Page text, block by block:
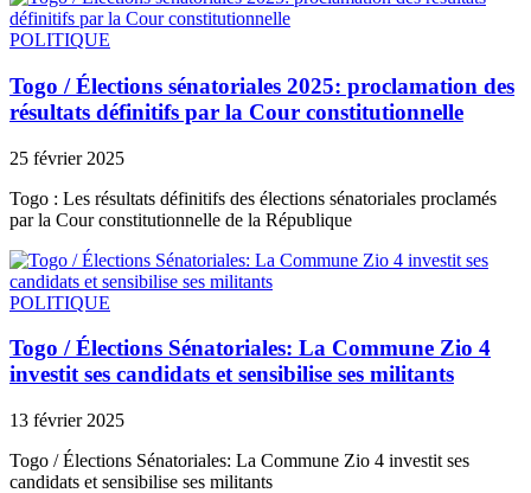
POLITIQUE
Togo / Élections sénatoriales 2025: proclamation des
résultats définitifs par la Cour constitutionnelle
25 février 2025
Togo : Les résultats définitifs des élections sénatoriales proclamés
par la Cour constitutionnelle de la République
POLITIQUE
Togo / Élections Sénatoriales: La Commune Zio 4
investit ses candidats et sensibilise ses militants
13 février 2025
Togo / Élections Sénatoriales: La Commune Zio 4 investit ses
candidats et sensibilise ses militants